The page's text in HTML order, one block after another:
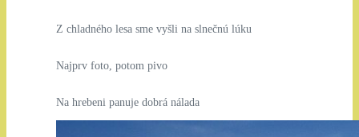
Z chladného lesa sme vyšli na slnečnú lúku
Najprv foto, potom pivo
Na hrebeni panuje dobrá nálada